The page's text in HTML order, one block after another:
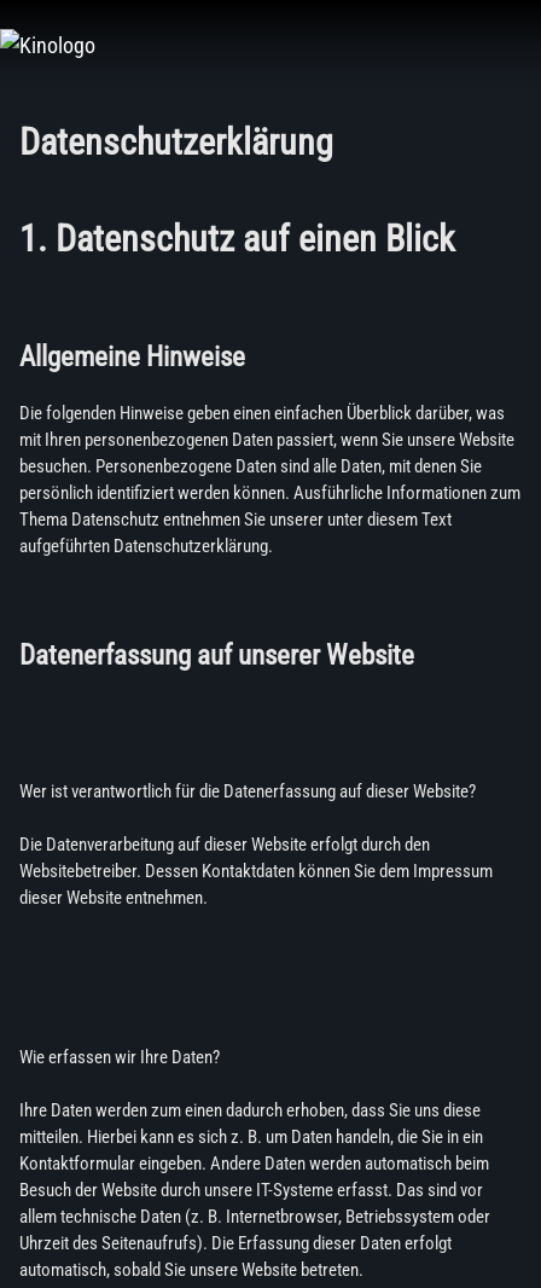
Inhalt
Datenschutzerklärung
1. Datenschutz auf einen Blick
Allgemeine Hinweise
Die folgenden Hinweise geben einen einfachen Überblick darüber, was
mit Ihren personenbezogenen Daten passiert, wenn Sie unsere Website
besuchen. Personenbezogene Daten sind alle Daten, mit denen Sie
persönlich identifiziert werden können. Ausführliche Informationen zum
Thema Datenschutz entnehmen Sie unserer unter diesem Text
aufgeführten Datenschutzerklärung.
Datenerfassung auf unserer Website
Wer ist verantwortlich für die Datenerfassung auf dieser Website?
Die Datenverarbeitung auf dieser Website erfolgt durch den
Websitebetreiber. Dessen Kontaktdaten können Sie dem Impressum
dieser Website entnehmen.
Wie erfassen wir Ihre Daten?
Ihre Daten werden zum einen dadurch erhoben, dass Sie uns diese
mitteilen. Hierbei kann es sich z. B. um Daten handeln, die Sie in ein
Kontaktformular eingeben. Andere Daten werden automatisch beim
Besuch der Website durch unsere IT-Systeme erfasst. Das sind vor
allem technische Daten (z. B. Internetbrowser, Betriebssystem oder
Uhrzeit des Seitenaufrufs). Die Erfassung dieser Daten erfolgt
automatisch, sobald Sie unsere Website betreten.